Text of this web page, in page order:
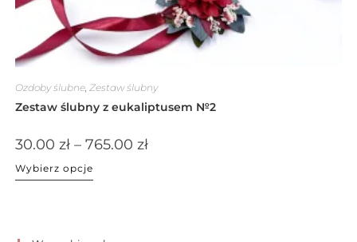
Ozdoby ślubne, Zestaw ślubny
Zestaw ślubny z eukaliptusem №2
30.00 zł – 765.00 zł
Wybierz opcje